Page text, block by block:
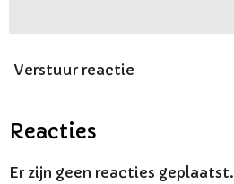
Verstuur reactie
Reacties
Er zijn geen reacties geplaatst.